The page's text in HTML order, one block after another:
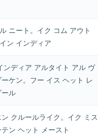
ニート。イク コム アウト
ン インディア
ンディア アルタイト アル ヴ
ーケン。フー イス ヘット レ
ール
ン クルールライク。イク ミス
ン ヘット メースト